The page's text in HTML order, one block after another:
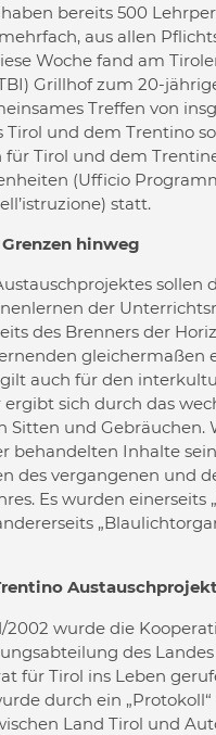
bereits 500
aus allen
Woche fand am
Grillhof zum 20-
Treffen von
Tirol und dem Trentino
Tirol und dem
(Ufficio
statt.
hinweg
sollen
der
des Brenners der
gleichermaßen
auch für den
ergibt sich durch das
Sitten und Gebräuchen.
behandelten Inhalte
des vergangenen und
Es wurden einerseits
Austauschprojekt
2002 wurde die
des
für Tirol ins Leben
durch ein
Land Tirol und